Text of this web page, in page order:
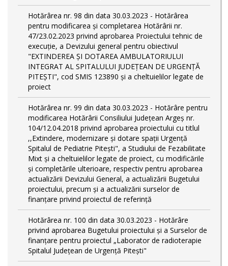
Hotărârea nr. 98 din data 30.03.2023 - Hotărârea
pentru modificarea și completarea Hotărârii nr.
47/23.02.2023 privind aprobarea Proiectului tehnic de
execuție, a Devizului general pentru obiectivul
"EXTINDEREA ȘI DOTAREA AMBULATORIULUI
INTEGRAT AL SPITALULUI JUDEȚEAN DE URGENȚĂ
PITEȘTI", cod SMIS 123890 și a cheltuielilor legate de
proiect
Hotărârea nr. 99 din data 30.03.2023 - Hotărâre pentru
modificarea Hotărârii Consiliului Județean Argeș nr.
104/12.04.2018 privind aprobarea proiectului cu titlul
,,Extindere, modernizare și dotare spații Urgență
Spitalul de Pediatrie Pitești", a Studiului de Fezabilitate
Mixt și a cheltuielilor legate de proiect, cu modificările
și completările ulterioare, respectiv pentru aprobarea
actualizării Devizului General, a actualizării Bugetului
proiectului, precum și a actualizării surselor de
finanțare privind proiectul de referință
Hotărârea nr. 100 din data 30.03.2023 - Hotărâre
privind aprobarea Bugetului proiectului și a Surselor de
finanțare pentru proiectul „Laborator de radioterapie
Spitalul Județean de Urgență Pitești"